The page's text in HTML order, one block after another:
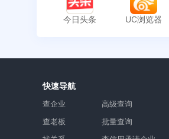
今日头条 UC浏览器
快速导航
查企业
查老板
高级查询
批量查询